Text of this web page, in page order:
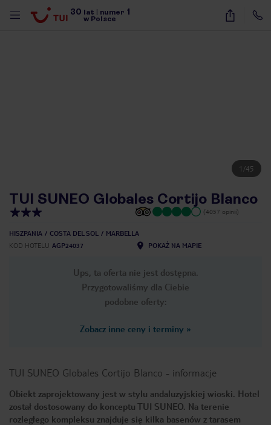
30 lat numer 1
w Polsce
1 /45
TUI SUNEO Globales Cortijo Blanco
(4057 opinii)
HISZPANIA COSTA DEL SOL
MARBELLA
KOD HOTELU AGP24037 POKAŻ NA MAPIE
Ups, ta oferta nie jest dostępna.
Przygotowaliśmy dla Ciebie
podobne oferty:
Zobacz inne ceny i terminy »
TUI SUNEO Globales Cortijo Blanco - informacje
Obiekt zaprojektowany jest w stylu andaluzyjskiej wioski. Hotel
został dostosowany do konceptu TUI SUNEO. Na terenie
rozległego kompleksu znajduje się kilka basenów z tarasem